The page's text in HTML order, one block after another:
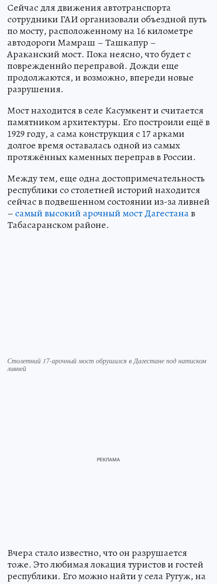
Сейчас для движения автотранспорта
сотрудники ГАИ организовали объездной путь
по мосту, расположенному на 16 километре
автодороги Мамраш – Ташкапур –
Араканский мост. Пока неясно, что будет с
поврежденнйо переправой. Дожди еще
продолжаются, и возможно, впереди новые
разрушения.
Мост находится в селе Касумкент и считается
памятником архитектуры. Его построили ещё в
1929 году, а сама конструкция с 17 арками
долгое время оставалась одной из самых
протяжённых каменных переправ в России.
Между тем, еще одна достопримечательность
республики со столетней историй находится
сейчас в подвешенном состоянии из-за ливней
– самый высокий арочный мост Дагестанав
Табасаранском районе.
Столетний 17-арочный мост обрушился в Дагестане под натиском
ливней
Вчера стало известно, что он разрушается
тоже. Это любимая локация туристов и гостей
республики. Его можно найти у села Ругуж, на